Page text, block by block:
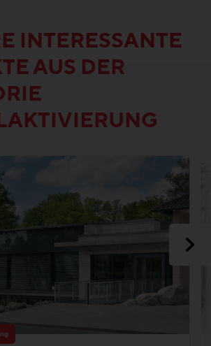
INTERESSANTE
AUS DER